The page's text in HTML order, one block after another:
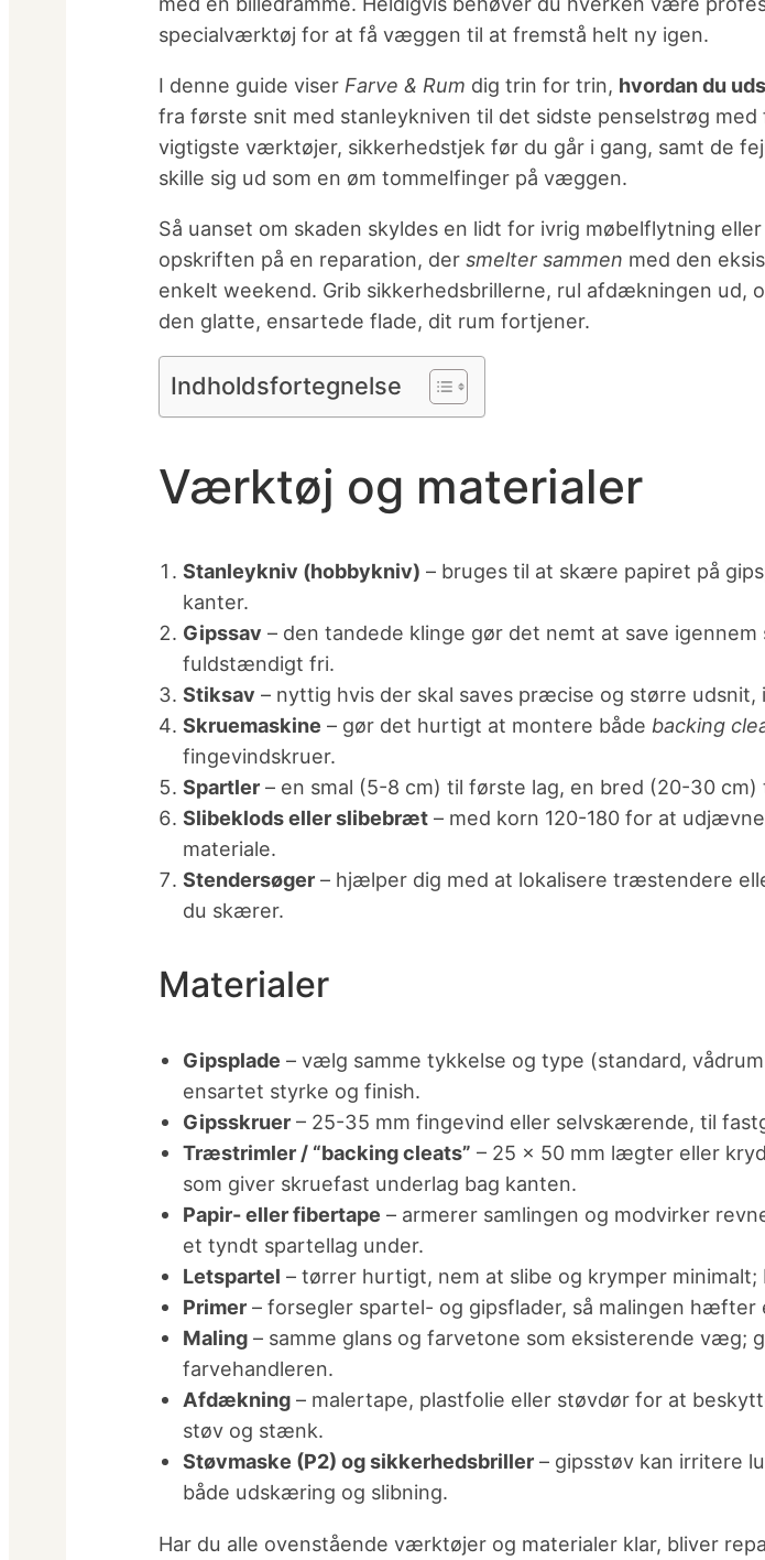
specialværktøj for at få væggen til at fremstå helt ny igen.
I denne guide viser Farve & Rum dig trin for trin, hvordan du
fra første snit med stanleykniven til det sidste penselstrøg
vigtigste værktøjer, sikkerhedstjek før du går i gang, samt de
skille sig ud som en øm tommelfinger på væggen.
Så uanset om skaden skyldes en lidt for ivrig møbelflytning
opskriften på en reparation, der smelter sammen med den
enkelt weekend. Grib sikkerhedsbrillerne, rul afdækningen ud,
den glatte, ensartede flade, dit rum fortjener.
Indholdsfortegnelse
Værktøj og materialer
Stanleykniv (hobbykniv) – bruges til at skære papiret på
kanter.
Gipssav – den tandede klinge gør det nemt at save
fuldstændigt fri.
Stiksav – nyttig hvis der skal saves præcise og større
Skruemaskine – gør det hurtigt at montere både backing
fingevindskruer.
Spartler – en smal (5-8 cm) til første lag, en bred (20-30
Slibeklods eller slibebræt – med korn 120-180 for at
materiale.
Stendersøger – hjælper dig med at lokalisere træstendere
du skærer.
Materialer
Gipsplade – vælg samme tykkelse og type (standard,
ensartet styrke og finish.
Gipsskruer – 25-35 mm fingevind eller selvskærende, til
Træstrimler / “backing cleats” – 25 × 50 mm lægter eller
som giver skruefast underlag bag kanten.
Papir- eller fibertape – armerer samlingen og modvirker
et tyndt spartellag under.
Letspartel – tørrer hurtigt, nem at slibe og krymper
Primer – forsegler spartel- og gipsflader, så malingen
Maling – samme glans og farvetone som eksisterende væg;
farvehandleren.
Afdækning – malertape, plastfolie eller støvdør for at
støv og stænk.
Støvmaske (P2) og sikkerhedsbriller – gipsstøv kan irritere
både udskæring og slibning.
Har du alle ovenstående værktøjer og materialer klar, bliver